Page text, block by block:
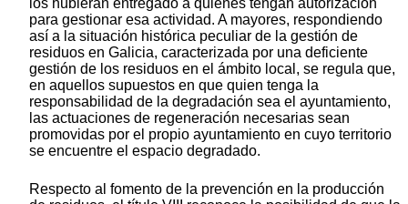
los hubieran entregado a quienes tengan autorización
para gestionar esa actividad. A mayores, respondiendo
así a la situación histórica peculiar de la gestión de
residuos en Galicia, caracterizada por una deficiente
gestión de los residuos en el ámbito local, se regula que,
en aquellos supuestos en que quien tenga la
responsabilidad de la degradación sea el ayuntamiento,
las actuaciones de regeneración necesarias sean
promovidas por el propio ayuntamiento en cuyo territorio
se encuentre el espacio degradado.
Respecto al fomento de la prevención en la producción